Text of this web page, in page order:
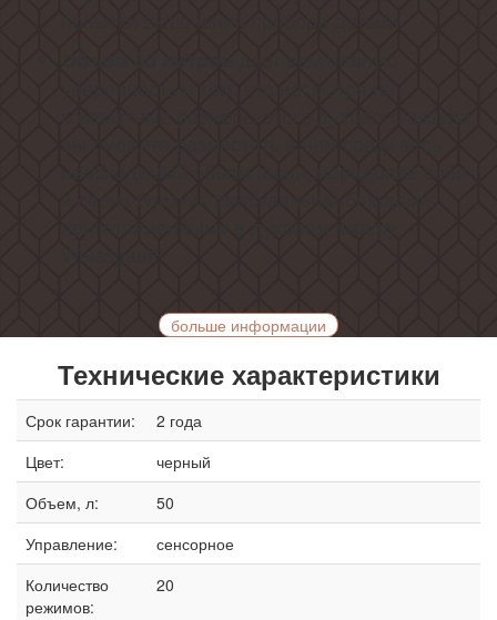
больше информации
Технические характеристики
Срок гарантии:
2 года
Цвет:
черный
Объем, л:
50
Управление:
сенсорное
Количество
режимов:
20